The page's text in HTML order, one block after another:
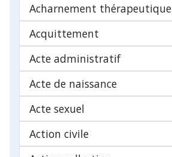
Acharnement thérapeutique
Acquittement
Acte administratif
Acte de naissance
Acte sexuel
Action civile